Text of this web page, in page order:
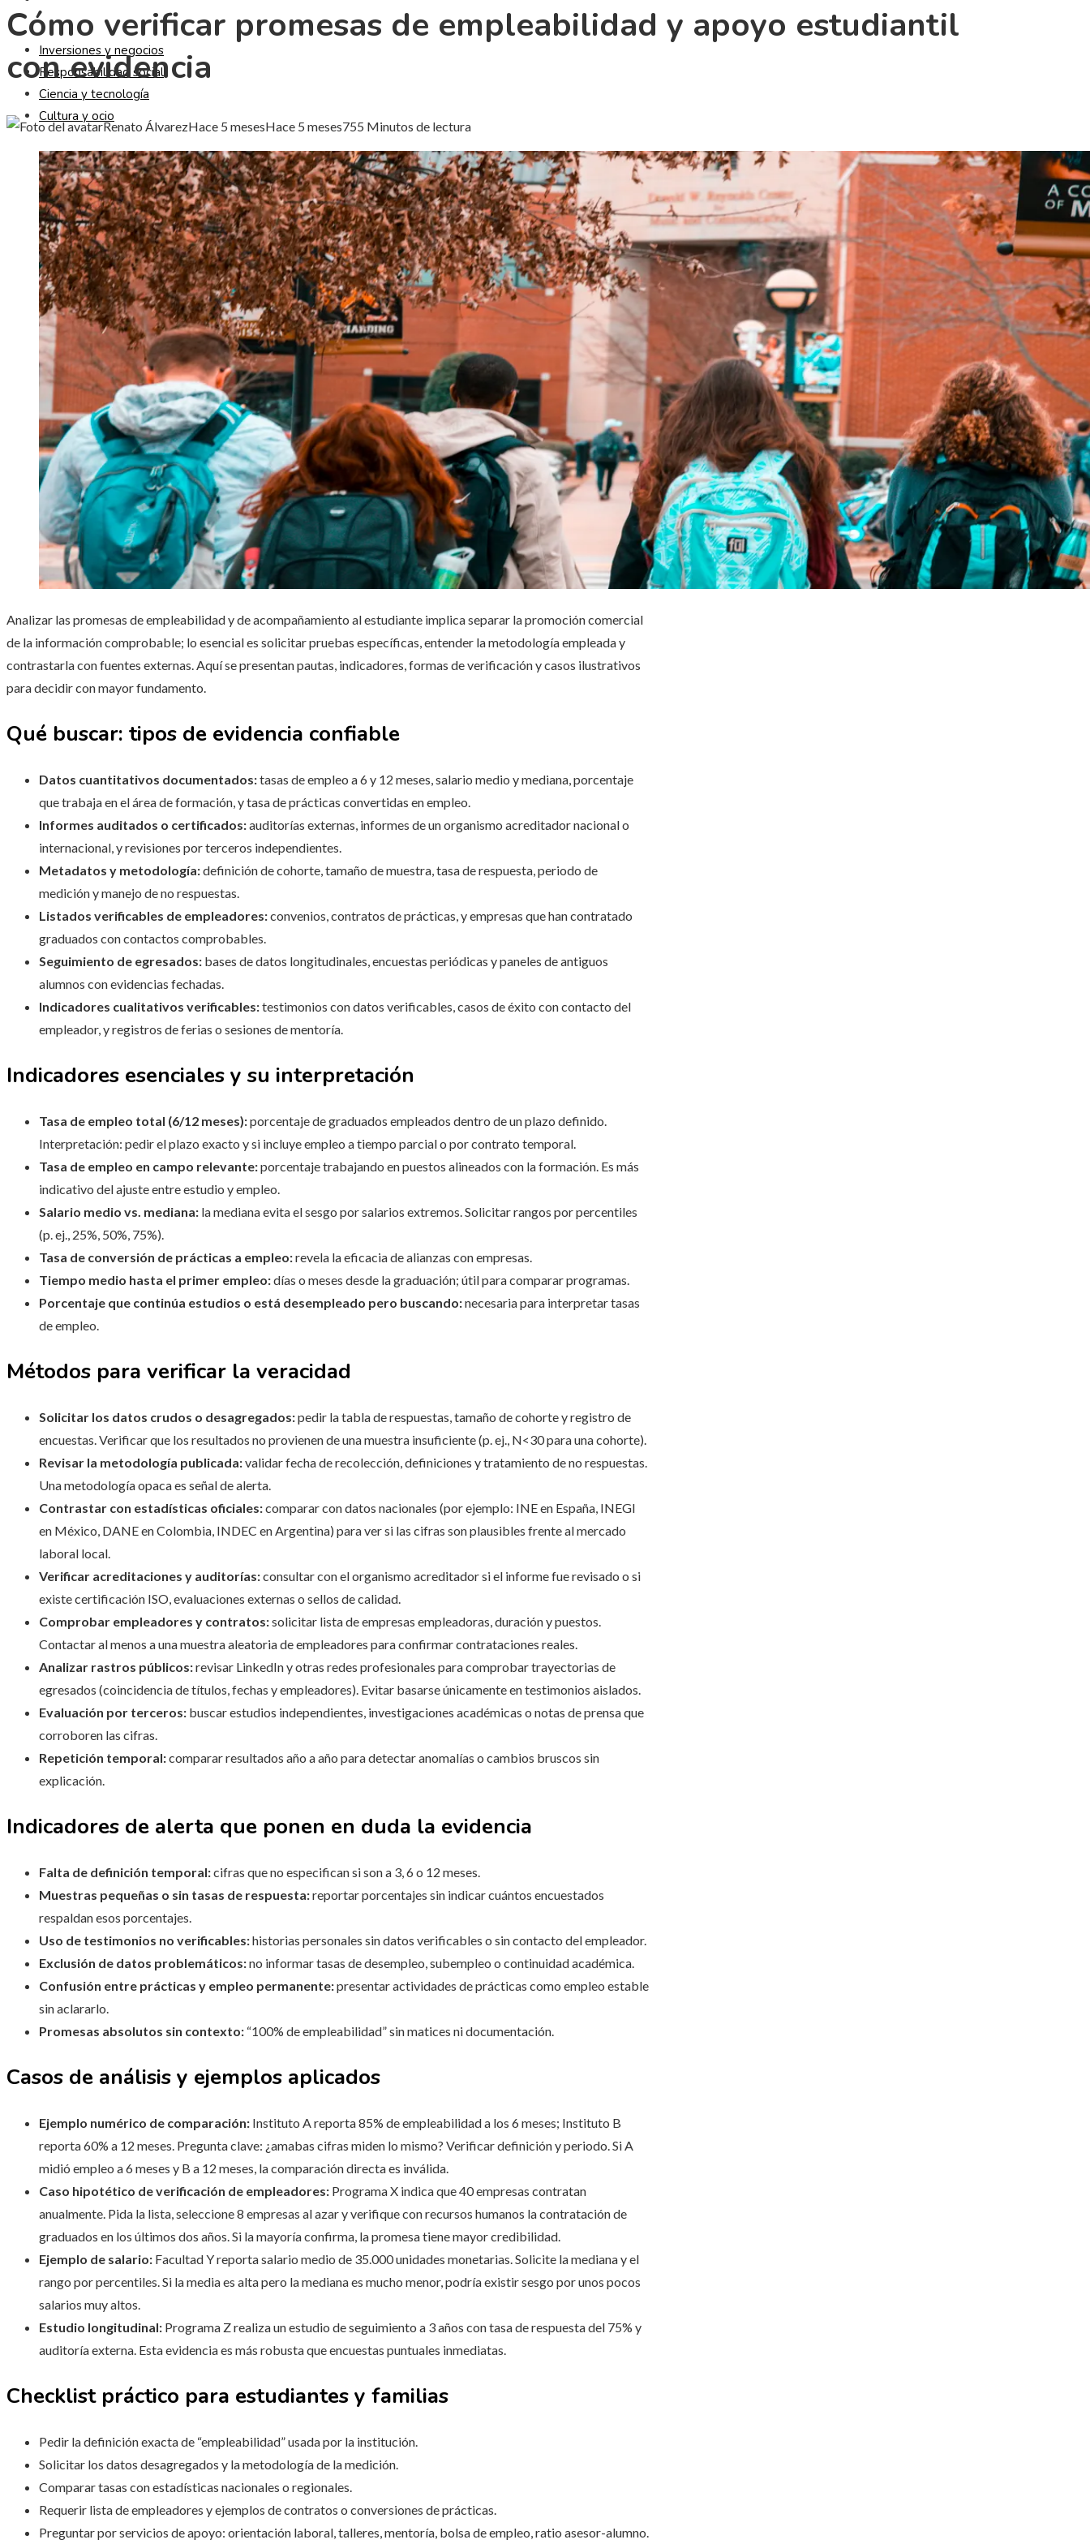
Inversiones y negocios
Responsabilidad social
Ciencia y tecnología
Cultura y ocio
Cómo verificar promesas de empleabilidad y apoyo estudiantil
con evidencia
Renato ÁlvarezHace 5 mesesHace 5 meses755 Minutos de lectura
Analizar las promesas de empleabilidad y de acompañamiento al estudiante implica separar la promoción comercial
de la información comprobable; lo esencial es solicitar pruebas específicas, entender la metodología empleada y
contrastarla con fuentes externas. Aquí se presentan pautas, indicadores, formas de verificación y casos ilustrativos
para decidir con mayor fundamento.
Qué buscar: tipos de evidencia confiable
Datos cuantitativos documentados:tasas de empleo a 6 y 12 meses, salario medio y mediana, porcentaje
que trabaja en el área de formación, y tasa de prácticas convertidas en empleo.
Informes auditados o certificados:auditorías externas, informes de un organismo acreditador nacional o
internacional, y revisiones por terceros independientes.
Metadatos y metodología:definición de cohorte, tamaño de muestra, tasa de respuesta, periodo de
medición y manejo de no respuestas.
Listados verificables de empleadores:convenios, contratos de prácticas, y empresas que han contratado
graduados con contactos comprobables.
Seguimiento de egresados: bases de datos longitudinales, encuestas periódicas y paneles de antiguos
alumnos con evidencias fechadas.
Indicadores cualitativos verificables:testimonios con datos verificables, casos de éxito con contacto del
empleador, y registros de ferias o sesiones de mentoría.
Indicadores esenciales y su interpretación
Tasa de empleo total (6/12 meses):porcentaje de graduados empleados dentro de un plazo definido.
Interpretación: pedir el plazo exacto y si incluye empleo a tiempo parcial o por contrato temporal.
Tasa de empleo en campo relevante:porcentaje trabajando en puestos alineados con la formación. Es más
indicativo del ajuste entre estudio y empleo.
Salario medio vs. mediana: la mediana evita el sesgo por salarios extremos. Solicitar rangos por percentiles
(p. ej., 25%, 50%, 75%).
Tasa de conversión de prácticas a empleo:revela la eficacia de alianzas con empresas.
Tiempo medio hasta el primer empleo:días o meses desde la graduación; útil para comparar programas.
Porcentaje que continúa estudios o está desempleado pero buscando:necesaria para interpretar tasas
de empleo.
Métodos para verificar la veracidad
Solicitar los datos crudos o desagregados:pedir la tabla de respuestas, tamaño de cohorte y registro de
encuestas. Verificar que los resultados no provienen de una muestra insuficiente (p. ej., N<30 para una cohorte).
Revisar la metodología publicada:validar fecha de recolección, definiciones y tratamiento de no respuestas.
Una metodología opaca es señal de alerta.
Contrastar con estadísticas oficiales:comparar con datos nacionales (por ejemplo: INE en España, INEGI
en México, DANE en Colombia, INDEC en Argentina) para ver si las cifras son plausibles frente al mercado
laboral local.
Verificar acreditaciones y auditorías:consultar con el organismo acreditador si el informe fue revisado o si
existe certificación ISO, evaluaciones externas o sellos de calidad.
Comprobar empleadores y contratos:solicitar lista de empresas empleadoras, duración y puestos.
Contactar al menos a una muestra aleatoria de empleadores para confirmar contrataciones reales.
Analizar rastros públicos:revisar LinkedIn y otras redes profesionales para comprobar trayectorias de
egresados (coincidencia de títulos, fechas y empleadores). Evitar basarse únicamente en testimonios aislados.
Evaluación por terceros: buscar estudios independientes, investigaciones académicas o notas de prensa que
corroboren las cifras.
Repetición temporal:comparar resultados año a año para detectar anomalías o cambios bruscos sin
explicación.
Indicadores de alerta que ponen en duda la evidencia
Falta de definición temporal:cifras que no especifican si son a 3, 6 o 12 meses.
Muestras pequeñas o sin tasas de respuesta:reportar porcentajes sin indicar cuántos encuestados
respaldan esos porcentajes.
Uso de testimonios no verificables:historias personales sin datos verificables o sin contacto del empleador.
Exclusión de datos problemáticos:no informar tasas de desempleo, subempleo o continuidad académica.
Confusión entre prácticas y empleo permanente:presentar actividades de prácticas como empleo estable
sin aclararlo.
Promesas absolutos sin contexto: “100% de empleabilidad” sin matices ni documentación.
Casos de análisis y ejemplos aplicados
Ejemplo numérico de comparación: Instituto A reporta 85% de empleabilidad a los 6 meses; Instituto B
reporta 60% a 12 meses. Pregunta clave: ¿amabas cifras miden lo mismo? Verificar definición y periodo. Si A
midió empleo a 6 meses y B a 12 meses, la comparación directa es inválida.
Caso hipotético de verificación de empleadores: Programa X indica que 40 empresas contratan
anualmente. Pida la lista, seleccione 8 empresas al azar y verifique con recursos humanos la contratación de
graduados en los últimos dos años. Si la mayoría confirma, la promesa tiene mayor credibilidad.
Ejemplo de salario: Facultad Y reporta salario medio de 35.000 unidades monetarias. Solicite la mediana y el
rango por percentiles. Si la media es alta pero la mediana es mucho menor, podría existir sesgo por unos pocos
salarios muy altos.
Estudio longitudinal: Programa Z realiza un estudio de seguimiento a 3 años con tasa de respuesta del 75% y
auditoría externa. Esta evidencia es más robusta que encuestas puntuales inmediatas.
Checklist práctico para estudiantes y familias
Pedir la definición exacta de “empleabilidad” usada por la institución.
Solicitar los datos desagregados y la metodología de la medición.
Comparar tasas con estadísticas nacionales o regionales.
Requerir lista de empleadores y ejemplos de contratos o conversiones de prácticas.
Preguntar por servicios de apoyo: orientación laboral, talleres, mentoría, bolsa de empleo, ratio asesor-alumno.